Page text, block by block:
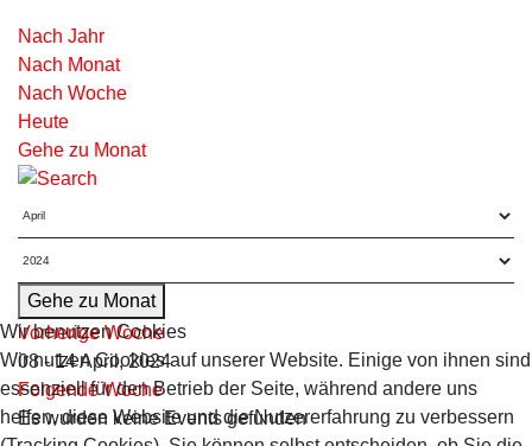
Nach Jahr
Nach Monat
Nach Woche
Heute
Gehe zu Monat
Gehe zu Monat
Vorherige Woche
08 - 14 April, 2024
Folgende Woche
Es wurden keine Events gefunden
Wir benutzen Cookies
Wir nutzen Cookies auf unserer Website. Einige von ihnen sind
essenziell für den Betrieb der Seite, während andere uns
helfen, diese Website und die Nutzererfahrung zu verbessern